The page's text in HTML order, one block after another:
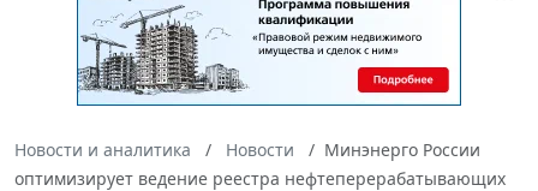
Новости и аналитика Новости
Минэнерго России
оптимизирует ведение реестра нефтеперерабатывающих